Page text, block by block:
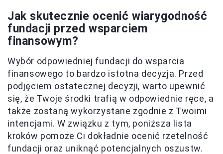
Jak skutecznie ocenić wiarygodność
fundacji przed wsparciem
finansowym?
Wybór odpowiedniej fundacji do wsparcia
finansowego to bardzo istotna decyzja. Przed
podjęciem ostatecznej decyzji, warto upewnić
się, że Twoje środki trafią w odpowiednie ręce, a
także zostaną wykorzystane zgodnie z Twoimi
intencjami. W związku z tym, poniższa lista
kroków pomoże Ci dokładnie ocenić rzetelność
fundacji oraz uniknąć potencjalnych oszustw.